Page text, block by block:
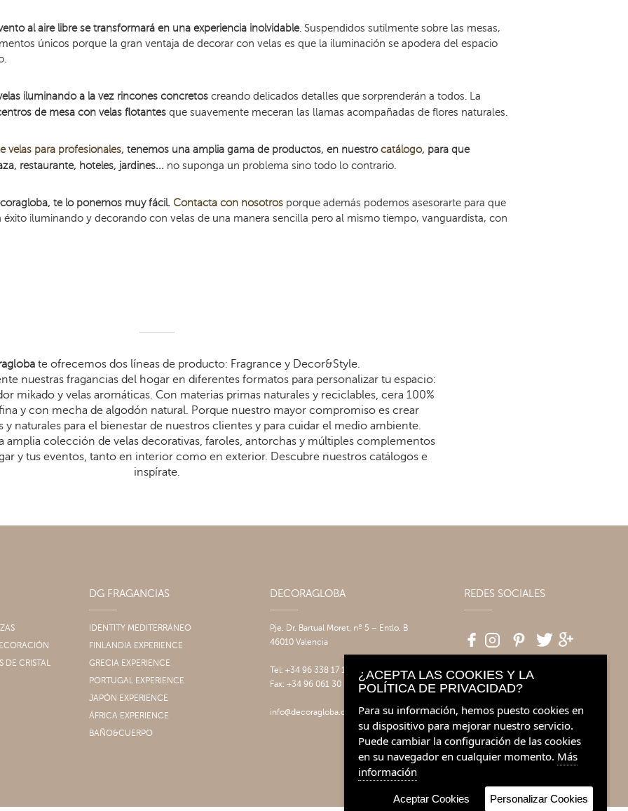
al aire libre se transformará en una experiencia inolvidable. Suspendidos sutilmente sobre las mesas,
únicos porque la gran ventaja de decorar con velas es que la iluminación se apodera del espacio
iluminando a la vez rincones concretoscreando delicados detalles que sorprenderán a todos. La
de mesa con velas flotantesque suavemente meceran las llamas acompañadas de flores naturales.
velas para profesionales, tenemos una amplia gama de productos, en nuestrocatálogo, para que
restaurante, hoteles, jardines... no suponga un problema sino todo lo contrario.
te lo ponemos muy fácil. Contacta con nosotrosporque además podemos asesorarte para que
iluminando y decorando con velas de una manera sencilla pero al mismo tiempo, vanguardista, con
te ofrecemos dos líneas de producto: Fragrance y Decor&Style.
nuestras fragancias del hogar en diferentes formatos para personalizar tu espacio:
mikado y velas aromáticas. Con materias primas naturales y reciclables, cera 100%
y con mecha de algodón natural. Porque nuestro mayor compromiso es crear
y naturales para el bienestar de nuestros clientes y para cuidar el medio ambiente.
amplia colección de velas decorativas, faroles, antorchas y múltiples complementos
y tus eventos, tanto en interior como en exterior. Descubre nuestros catálogos e
inspírate.
DE CRISTAL
DG FRAGANCIAS
IDENTITY MEDITERRÁNEO
FINLANDIA EXPERIENCE
GRECIA EXPERIENCE
PORTUGAL EXPERIENCE
JAPÓN EXPERIENCE
ÁFRICA EXPERIENCE
BAÑO&CUERPO
DECORAGLOBA
Pje. Dr. Bartual Moret, nº 5 – Entlo. B
46010 Valencia
Tel: +34 96 338 17 17
Fax: +34 96 061 30 14
info@decoragloba.com
REDES SOCIALES
¿ACEPTA LAS COOKIES Y LA
POLÍTICA DE PRIVACIDAD?
Para su información, hemos puesto cookies en
su dispositivo para mejorar nuestro servicio.
Puede cambiar la configuración de las cookies
en su navegador en cualquier momento. Más
información
Aceptar Cookies Personalizar Cookies